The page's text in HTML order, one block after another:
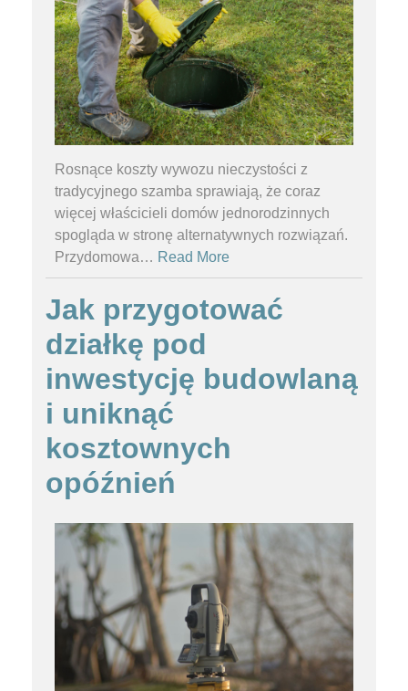
Rosnące koszty wywozu nieczystości z
tradycyjnego szamba sprawiają, że coraz
więcej właścicieli domów jednorodzinnych
spogląda w stronę alternatywnych rozwiązań.
Przydomowa… Read More
Jak przygotować
działkę pod
inwestycję budowlaną
i uniknąć
kosztownych
opóźnień